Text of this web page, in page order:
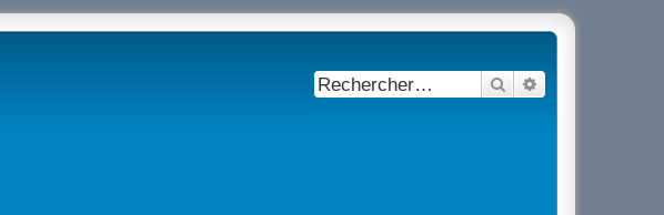
Rechercher